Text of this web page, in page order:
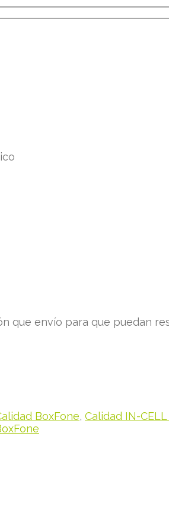
que envío para que puedan
BoxFone, Calidad IN-